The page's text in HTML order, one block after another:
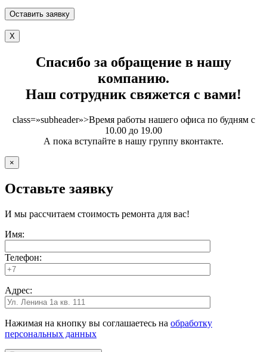
X
Спасибо за обращение в нашу
компанию.
Наш сотрудник свяжется с вами!
class=»subheader»>Время работы нашего офиса по будням с
10.00 до 19.00
А пока вступайте в нашу группу вконтакте.
×
Оставьте заявку
И мы рассчитаем стоимость ремонта для вас!
Имя:
Телефон:
Адрес:
Нажимая на кнопку вы соглашаетесь на обработку
персональных данных